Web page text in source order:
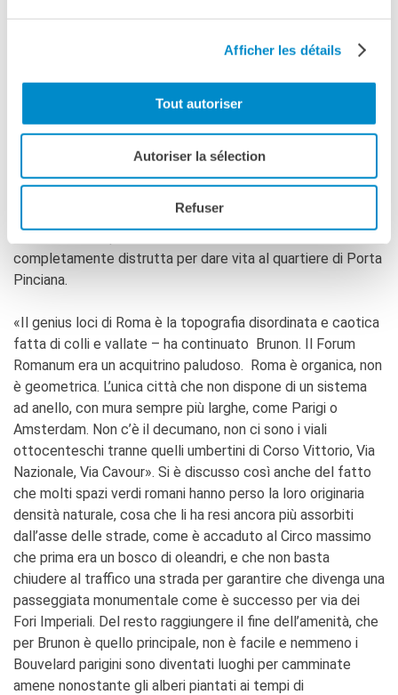
Afficher les détails
Tout autoriser
Autoriser la sélection
Refuser
capitale romana, come enormi spazi verdi sono stati chiusi
nonostante il lavoro straordinario di Alberta Campitelli, ex
che ha affrontato il problema dell’arrivo delle macchine.
Quello che ha reso, ad esempio, la Galleria Borghese un
crocevia di strade nel cuore di Roma, qualcosa che non è
quello che aveva voluto il cardinale Scipione, mente invece
si è adeguata meglio Villa Torlonia. dimora verde che ospita
sparizione o corruzione degli spazi verdi, come accadde per
completamente distrutta per dare vita al quartiere di Porta
Pinciana.
«Il genius loci di Roma è la topografia disordinata e caotica
fatta di colli e vallate – ha continuato Brunon. Il Forum
Romanum era un acquitrino paludoso. Roma è organica, non
è geometrica. L’unica città che non dispone di un sistema
ad anello, con mura sempre più larghe, come Parigi o
Amsterdam. Non c’è il decumano, non ci sono i viali
ottocenteschi tranne quelli umbertini di Corso Vittorio, Via
Nazionale, Via Cavour». Si è discusso così anche del fatto
che molti spazi verdi romani hanno perso la loro originaria
densità naturale, cosa che li ha resi ancora più assorbiti
dall’asse delle strade, come è accaduto al Circo massimo
che prima era un bosco di oleandri, e che non basta
chiudere al traffico una strada per garantire che divenga una
passeggiata monumentale come è successo per via dei
Fori Imperiali. Del resto raggiungere il fine dell’amenità, che
per Brunon è quello principale, non è facile e nemmeno i
Bouvelard parigini sono diventati luoghi per camminate
amene nonostante gli alberi piantati ai tempi di